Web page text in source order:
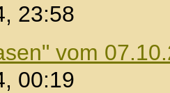
23:58
vom
00:19